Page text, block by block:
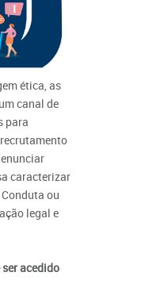
ética, as
canal de
para
caracterizar
ou
legal e
acedido